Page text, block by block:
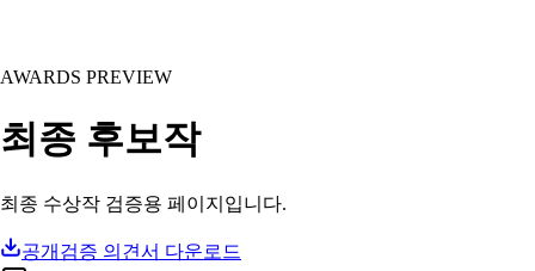
AWARDS PREVIEW
최종 후보작
최종 수상작 검증용 페이지입니다.
공개검증 의견서 다운로드